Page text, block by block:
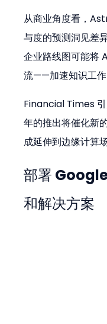
从商业角度看，
与度的预测洞见差
企业路线图可能将
流——加速知识工作
Financial Times
年的推出将催化新
成延伸到边缘计算
部署
和解决方案